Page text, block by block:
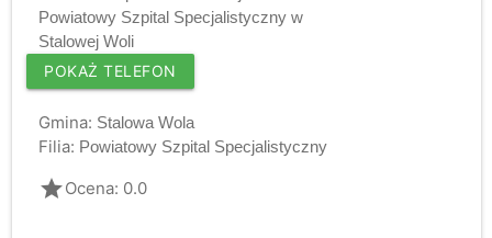
Powiatowy Szpital Specjalistyczny w
Stalowej Woli
POKAŻ TELEFON
Gmina: Stalowa Wola
Filia: Powiatowy Szpital Specjalistyczny
gradeOcena: 0.0